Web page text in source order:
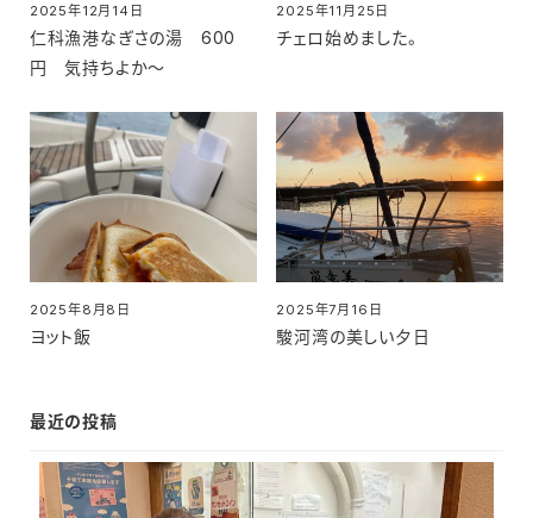
仁科漁港なぎさの湯 600
円 気持ちよか～
投稿日
2025年12月14日
チェロ始めました。
投稿日
2025年11月25日
ヨット飯
投稿日
2025年8月8日
駿河湾の美しい夕日
投稿日
2025年7月16日
最近の投稿